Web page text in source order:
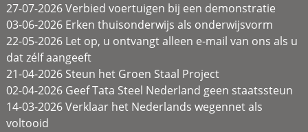
27-07-2026 Verbied voertuigen bij een demonstratie
03-06-2026 Erken thuisonderwijs als onderwijsvorm
22-05-2026 Let op, u ontvangt alleen e-mail van ons als u
dat zélf aangeeft
21-04-2026 Steun het Groen Staal Project
02-04-2026 Geef Tata Steel Nederland geen staatssteun
14-03-2026 Verklaar het Nederlands wegennet als
voltooid